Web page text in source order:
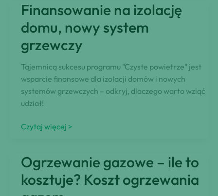
Ile
to
kosztuje
i
wybrać?
Finansowanie na izolację
domu, nowy system
grzewczy
Tajemnicą sukcesu programu "Czyste powietrze" jest
wsparcie finansowe dla izolacji domów i nowych
systemów grzewczych – odkryj, dlaczego warto wziąć
udział!
Finansowanie
domu,
nowy
system
Czytaj więcej >
Ogrzewanie gazowe – ile to
kosztuje? Koszt ogrzewania